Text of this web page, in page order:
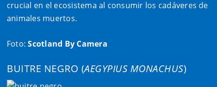
crucial en el ecosistema al consumir los cadáveres de
animales muertos.
Foto:Scotland By Camera
BUITRE NEGRO (AEGYPIUS MONACHUS)